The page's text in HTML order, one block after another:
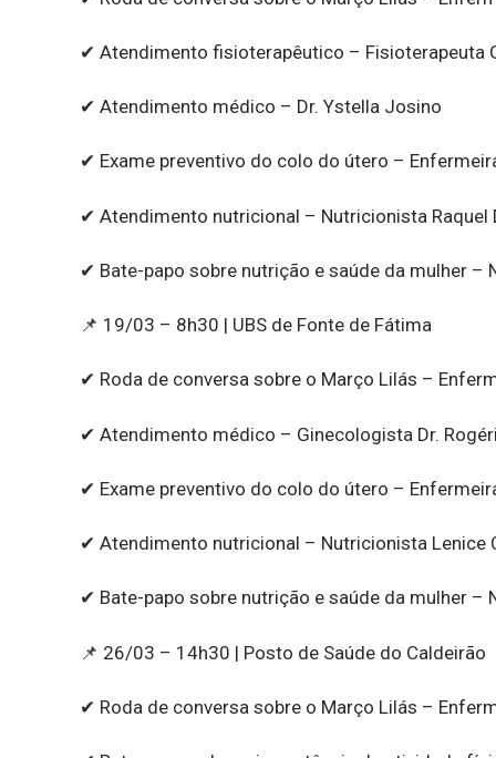
✔ Atendimento fisioterapêutico – Fisioterapeuta
✔ Atendimento médico – Dr. Ystella Josino
✔ Exame preventivo do colo do útero –
✔ Atendimento nutricional – Nutricionista Raquel
✔ Bate-papo sobre nutrição e saúde da mulher –
📌 19/03 – 8h30 | UBS de Fonte de Fátima
✔ Roda de conversa sobre o Março Lilás –
✔ Atendimento médico – Ginecologista Dr.
✔ Exame preventivo do colo do útero –
✔ Atendimento nutricional – Nutricionista Lenice
✔ Bate-papo sobre nutrição e saúde da mulher –
📌 26/03 – 14h30 | Posto de Saúde do Caldeirão
✔ Roda de conversa sobre o Março Lilás –